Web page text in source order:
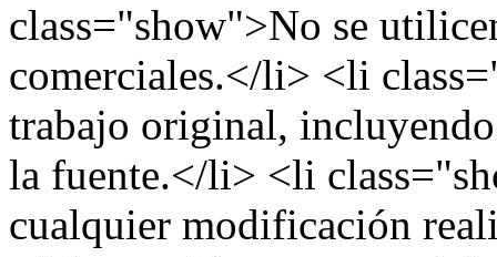
class="show">No se
comerciales.</li> <li
trabajo original,
la fuente.</li> <li
cualquier modificación